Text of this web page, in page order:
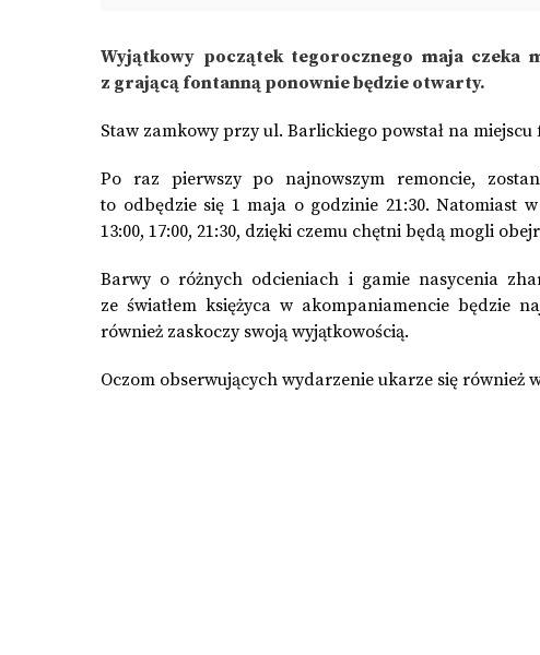
Wyjątkowy początek tegorocznego maja czeka
z grającą fontanną ponownie będzie otwarty.
Staw zamkowy przy ul. Barlickiego powstał na
Po raz pierwszy po najnowszym remoncie,
to odbędzie się 1 maja o godzinie 21:30. Natomiast
13:00, 17:00, 21:30, dzięki czemu chętni będą mogli
Barwy o różnych odcieniach i gamie nasycenia
ze światłem księżyca w akompaniamencie będzie
również zaskoczy swoją wyjątkowością.
Oczom obserwujących wydarzenie ukarze się również